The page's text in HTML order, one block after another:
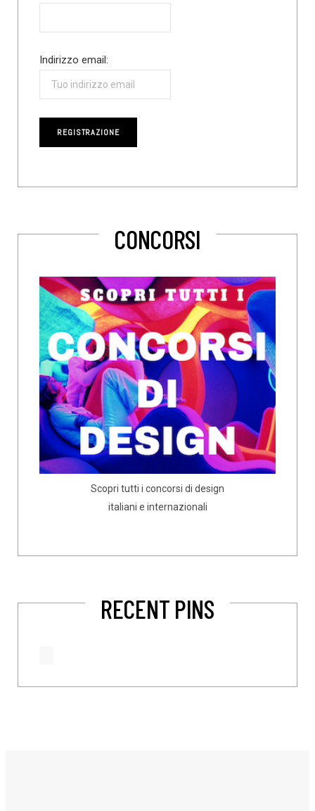
Indirizzo email:
CONCORSI
Scopri tutti i concorsi di design
italiani e internazionali
RECENT PINS